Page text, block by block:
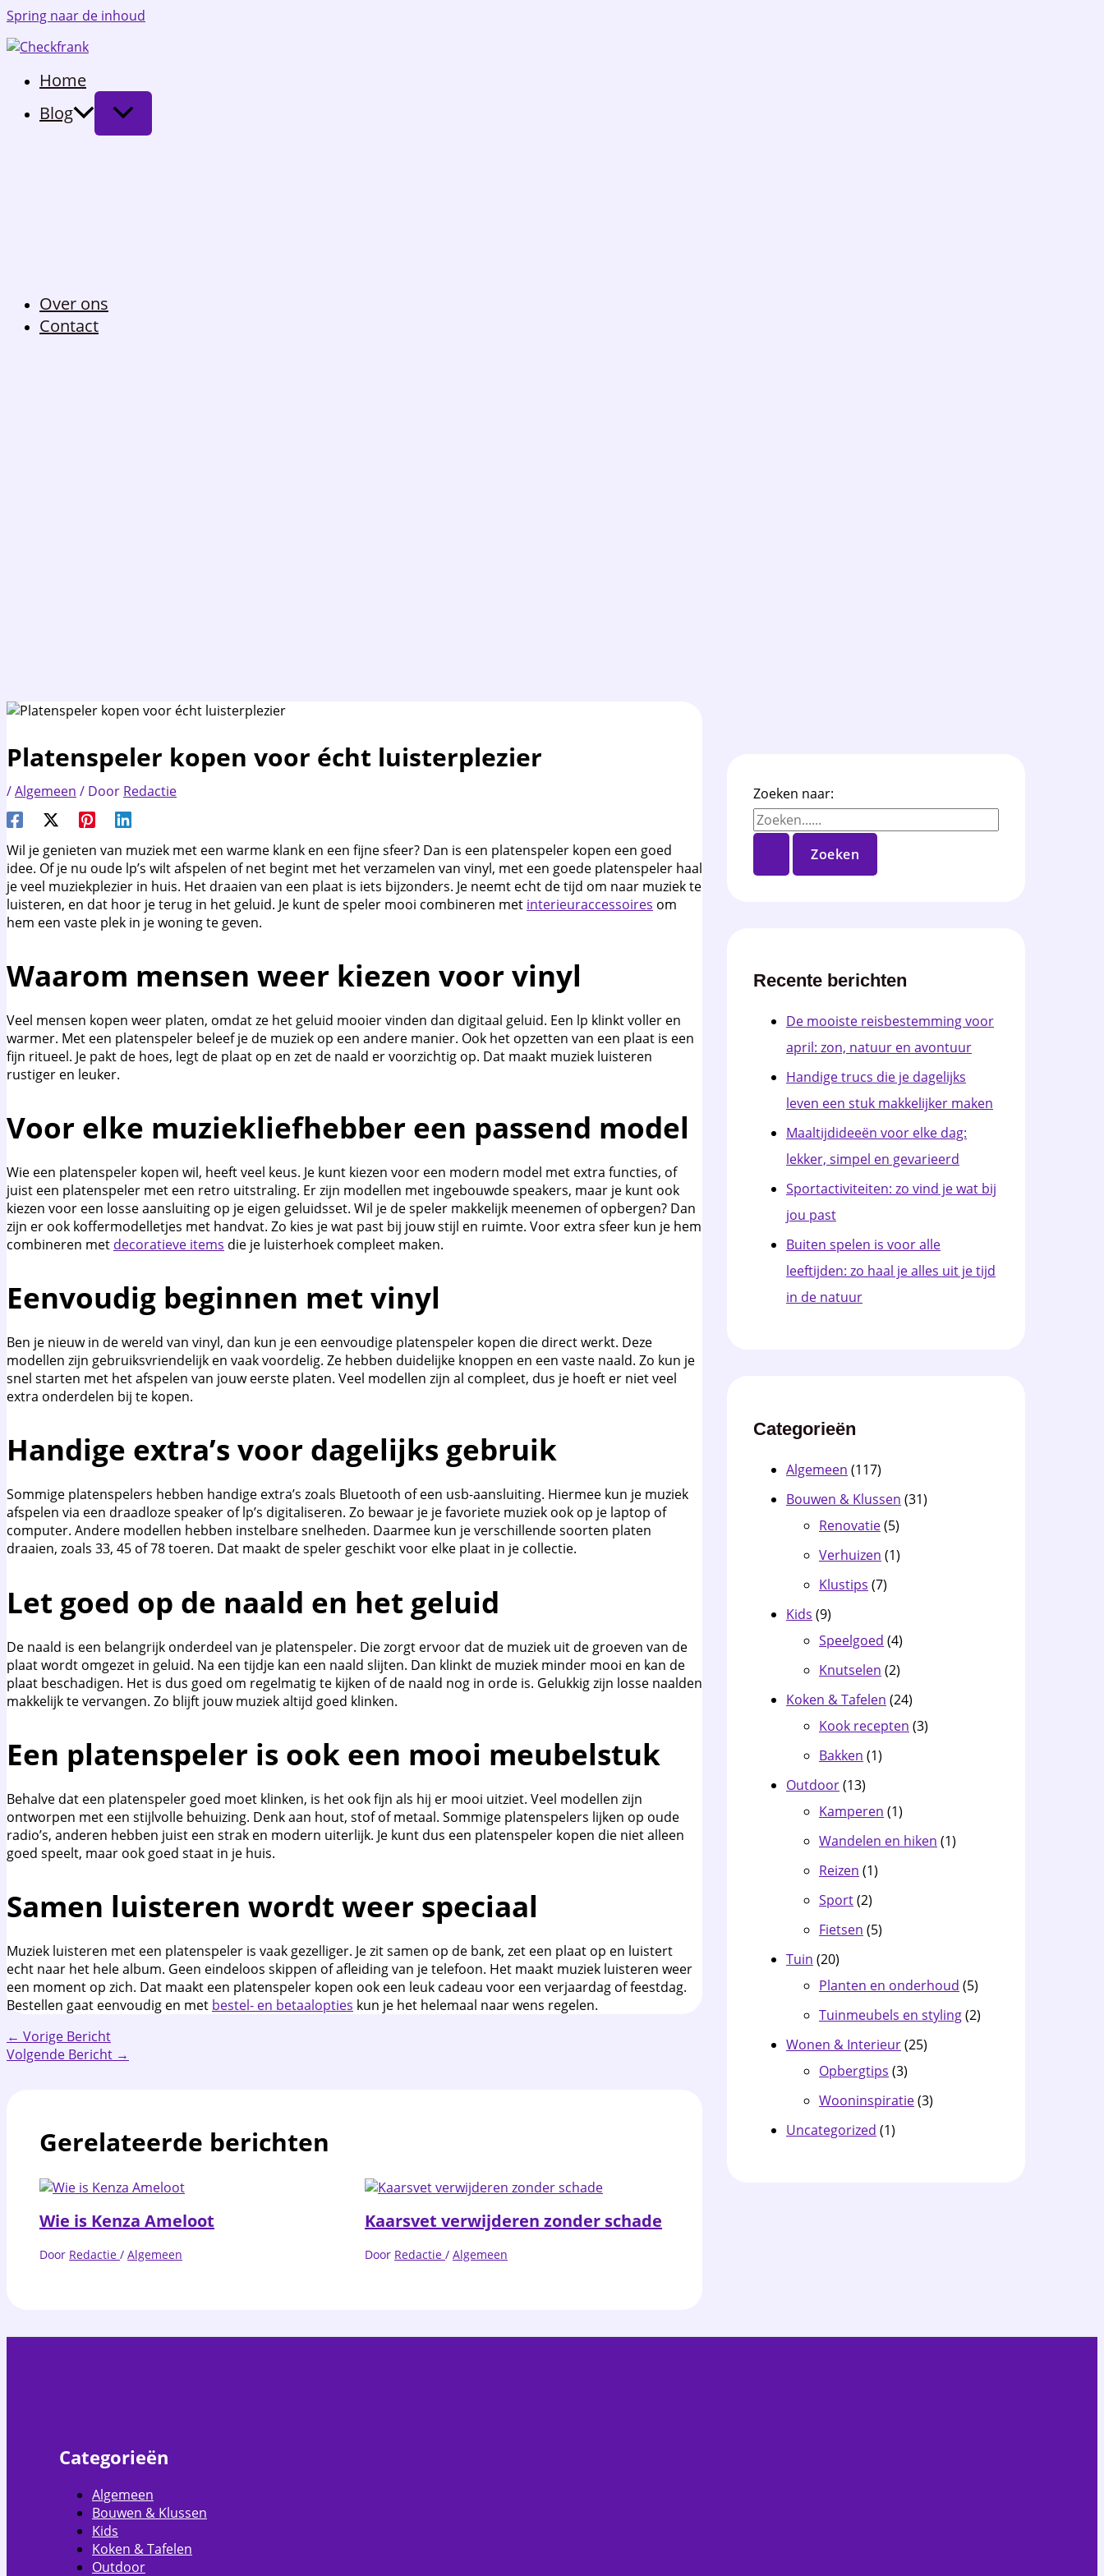
Spring naar de inhoud
Home
Blog
Over ons
Contact
Platenspeler kopen voor écht luisterplezier
/Algemeen / Door Redactie
Wil je genieten van muziek met een warme klank en een fijne sfeer? Dan is een platenspeler kopen een goed
idee. Of je nu oude lp’s wilt afspelen of net begint met het verzamelen van vinyl, met een goede platenspeler haal
je veel muziekplezier in huis. Het draaien van een plaat is iets bijzonders. Je neemt echt de tijd om naar muziek te
luisteren, en dat hoor je terug in het geluid. Je kunt de speler mooi combineren met interieuraccessoires om
hem een vaste plek in je woning te geven.
Waarom mensen weer kiezen voor vinyl
Veel mensen kopen weer platen, omdat ze het geluid mooier vinden dan digitaal geluid. Een lp klinkt voller en
warmer. Met een platenspeler beleef je de muziek op een andere manier. Ook het opzetten van een plaat is een
fijn ritueel. Je pakt de hoes, legt de plaat op en zet de naald er voorzichtig op. Dat maakt muziek luisteren
rustiger en leuker.
Voor elke muziekliefhebber een passend model
Wie een platenspeler kopen wil, heeft veel keus. Je kunt kiezen voor een modern model met extra functies, of
juist een platenspeler met een retro uitstraling. Er zijn modellen met ingebouwde speakers, maar je kunt ook
kiezen voor een losse aansluiting op je eigen geluidsset. Wil je de speler makkelijk meenemen of opbergen? Dan
zijn er ook koffermodelletjes met handvat. Zo kies je wat past bij jouw stijl en ruimte. Voor extra sfeer kun je hem
combineren met decoratieve items die je luisterhoek compleet maken.
Eenvoudig beginnen met vinyl
Ben je nieuw in de wereld van vinyl, dan kun je een eenvoudige platenspeler kopen die direct werkt. Deze
modellen zijn gebruiksvriendelijk en vaak voordelig. Ze hebben duidelijke knoppen en een vaste naald. Zo kun je
snel starten met het afspelen van jouw eerste platen. Veel modellen zijn al compleet, dus je hoeft er niet veel
extra onderdelen bij te kopen.
Handige extra’s voor dagelijks gebruik
Sommige platenspelers hebben handige extra’s zoals Bluetooth of een usb-aansluiting. Hiermee kun je muziek
afspelen via een draadloze speaker of lp’s digitaliseren. Zo bewaar je je favoriete muziek ook op je laptop of
computer. Andere modellen hebben instelbare snelheden. Daarmee kun je verschillende soorten platen
draaien, zoals 33, 45 of 78 toeren. Dat maakt de speler geschikt voor elke plaat in je collectie.
Let goed op de naald en het geluid
De naald is een belangrijk onderdeel van je platenspeler. Die zorgt ervoor dat de muziek uit de groeven van de
plaat wordt omgezet in geluid. Na een tijdje kan een naald slijten. Dan klinkt de muziek minder mooi en kan de
plaat beschadigen. Het is dus goed om regelmatig te kijken of de naald nog in orde is. Gelukkig zijn losse naalden
makkelijk te vervangen. Zo blijft jouw muziek altijd goed klinken.
Een platenspeler is ook een mooi meubelstuk
Behalve dat een platenspeler goed moet klinken, is het ook fijn als hij er mooi uitziet. Veel modellen zijn
ontworpen met een stijlvolle behuizing. Denk aan hout, stof of metaal. Sommige platenspelers lijken op oude
radio’s, anderen hebben juist een strak en modern uiterlijk. Je kunt dus een platenspeler kopen die niet alleen
goed speelt, maar ook goed staat in je huis.
Samen luisteren wordt weer speciaal
Muziek luisteren met een platenspeler is vaak gezelliger. Je zit samen op de bank, zet een plaat op en luistert
echt naar het hele album. Geen eindeloos skippen of afleiding van je telefoon. Het maakt muziek luisteren weer
een moment op zich. Dat maakt een platenspeler kopen ook een leuk cadeau voor een verjaardag of feestdag.
Bestellen gaat eenvoudig en met bestel- en betaalopties kun je het helemaal naar wens regelen.
← Vorige Bericht
Volgende Bericht →
Gerelateerde berichten
Wie is Kenza Ameloot
Door Redactie / Algemeen
Kaarsvet verwijderen zonder schade
Door Redactie / Algemeen
Zoeken naar:
Recente berichten
De mooiste reisbestemming voor
april: zon, natuur en avontuur
Handige trucs die je dagelijks
leven een stuk makkelijker maken
Maaltijdideeën voor elke dag:
lekker, simpel en gevarieerd
Sportactiviteiten: zo vind je wat bij
jou past
Buiten spelen is voor alle
leeftijden: zo haal je alles uit je tijd
in de natuur
Categorieën
Algemeen (117)
Bouwen & Klussen (31)
Renovatie(5)
Verhuizen (1)
Klustips (7)
Kids (9)
Speelgoed (4)
Knutselen (2)
Koken & Tafelen (24)
Kook recepten (3)
Bakken (1)
Outdoor(13)
Kamperen (1)
Wandelen en hiken (1)
Reizen (1)
Sport(2)
Fietsen (5)
Tuin (20)
Planten en onderhoud (5)
Tuinmeubels en styling(2)
Wonen & Interieur(25)
Opbergtips (3)
Wooninspiratie(3)
Uncategorized (1)
Categorieën
Algemeen
Bouwen & Klussen
Kids
Koken & Tafelen
Outdoor